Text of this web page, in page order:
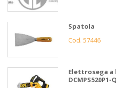
Spatola
Cod. 57446
Elettrosega
DCMPS520P1-